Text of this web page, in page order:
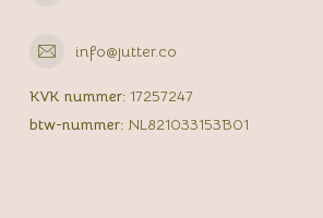
info@jutter.co
KVK nummer: 17257247
btw-nummer: NL821033153B01